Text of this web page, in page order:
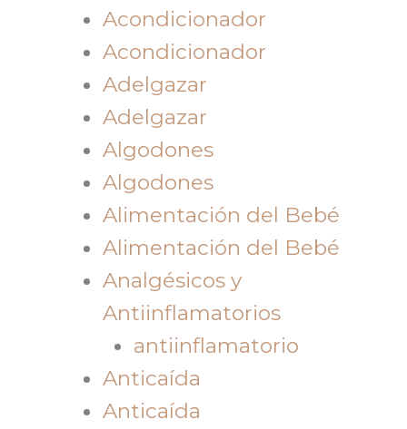
Acondicionador
Acondicionador
Adelgazar
Adelgazar
Algodones
Algodones
Alimentación del Bebé
Alimentación del Bebé
Analgésicos y
Antiinflamatorios
antiinflamatorio
Anticaída
Anticaída